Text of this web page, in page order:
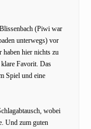
(Piwi war
unterwegs) vor
haben hier nichts zu
Favorit. Das
Spiel und eine
wobei
Und zum guten